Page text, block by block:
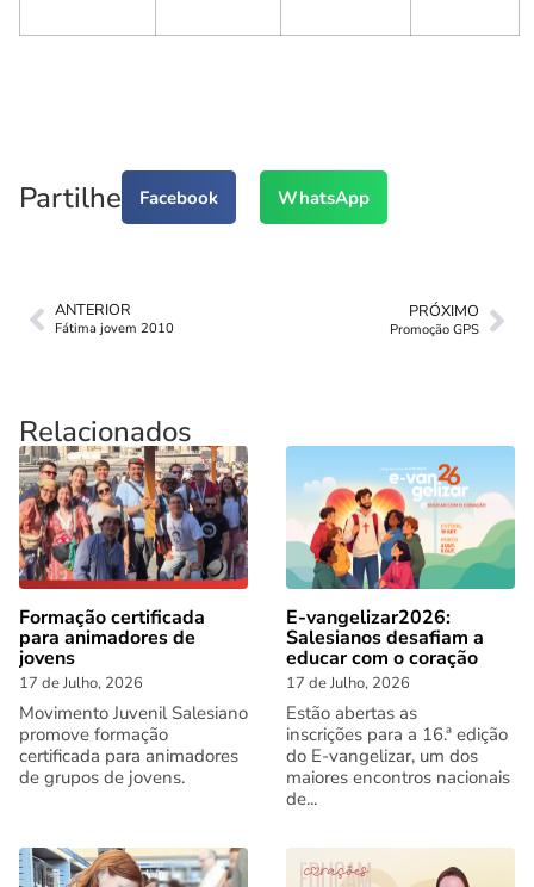
Partilhe Facebook WhatsApp
ANTERIOR
Fátima jovem 2010
PRÓXIMO
Promoção GPS
Relacionados
Formação certificada
para animadores de
jovens
17 de Julho, 2026
Movimento Juvenil Salesiano
promove formação
certificada para animadores
de grupos de jovens.
E-vangelizar2026:
Salesianos desafiam a
educar com o coração
17 de Julho, 2026
Estão abertas as
inscrições para a 16.ª edição
do E-vangelizar, um dos
maiores encontros nacionais
de...